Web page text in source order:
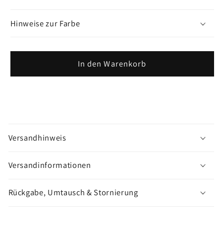
Hinweise zur Farbe
In den Warenkorb
h
a
n
Versandhinweis
Versandinformationen
Rückgabe, Umtausch & Stornierung